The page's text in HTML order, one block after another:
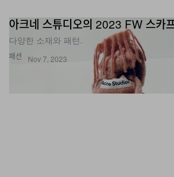
패션
아크네 스튜디오의 2023 FW 스카
다양한 소재와 패턴.
Nov 7, 2023